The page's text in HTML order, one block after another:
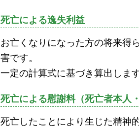
死亡による逸失利益
お亡くなりになった方の将来得
害です。
一定の計算式に基づき算出します
死亡による慰謝料（死亡者本人
死亡したことにより生じた精神